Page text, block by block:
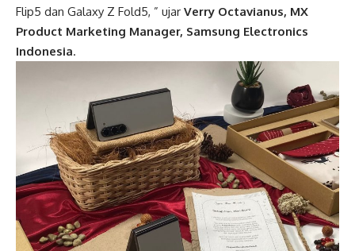
Flip5 dan Galaxy Z Fold5, ” ujar Verry Octavianus, MX
Product Marketing Manager, Samsung Electronics
Indonesia.